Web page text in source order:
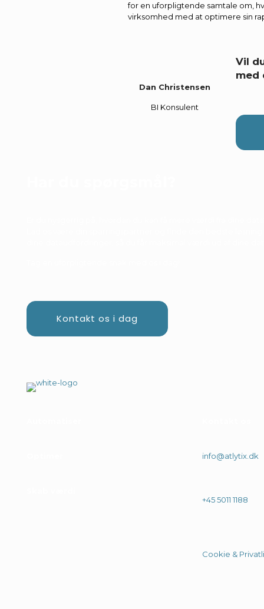
for en uforpligtende samtale om,
virksomhed med at optimere sin
Dan Christensen
BI Konsulent
Vil
med
Kontakt os i dag
info@atlytix.dk
+45 5011 1188
Cookie &